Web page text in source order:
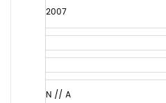
2007
N // A